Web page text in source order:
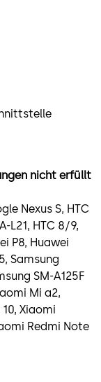
nicht erfüllt
Nexus S, HTC
L21, HTC 8/9,
P8, Huawei
Samsung
SM-A125F
Mi a2,
Xiaomi
Redmi Note